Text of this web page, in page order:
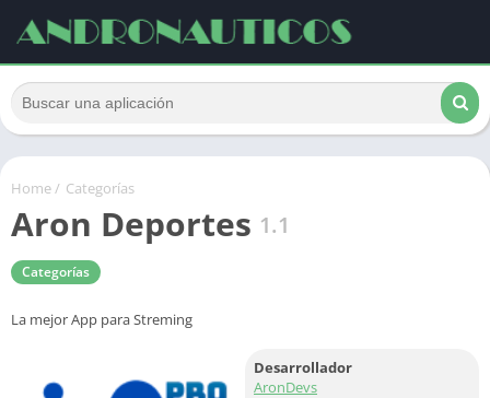
Home/ Categorías
Aron Deportes 1.1
Categorías
La mejor App para Streming
Desarrollador
AronDevs